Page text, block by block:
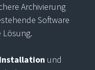
Archivierung
Software
Lösung.
Installation und